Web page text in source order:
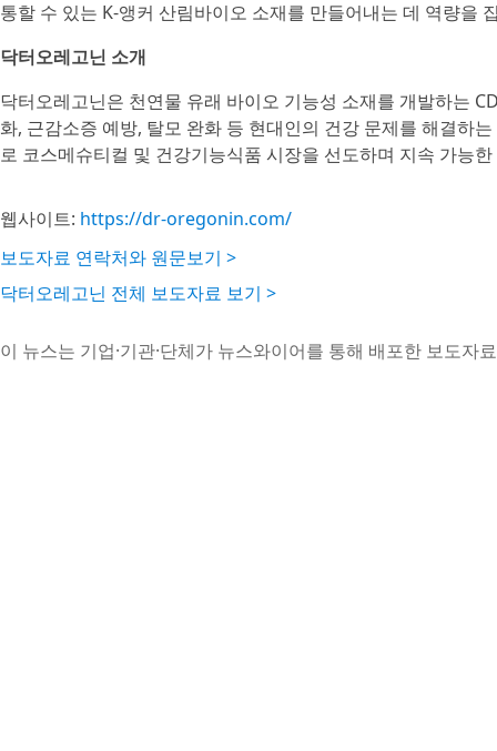
통할 수 있는 K-앵커 산림바이오 소재를 만들어내는 데 역량을
닥터오레고닌 소개
닥터오레고닌은 천연물 유래 바이오 기능성 소재를 개발하는
화, 근감소증 예방, 탈모 완화 등 현대인의 건강 문제를 해결하
로 코스메슈티컬 및 건강기능식품 시장을 선도하며 지속 가능
웹사이트: https://dr-oregonin.com/
보도자료 연락처와 원문보기 >
닥터오레고닌 전체 보도자료 보기 >
이 뉴스는 기업·기관·단체가 뉴스와이어를 통해 배포한 보도자